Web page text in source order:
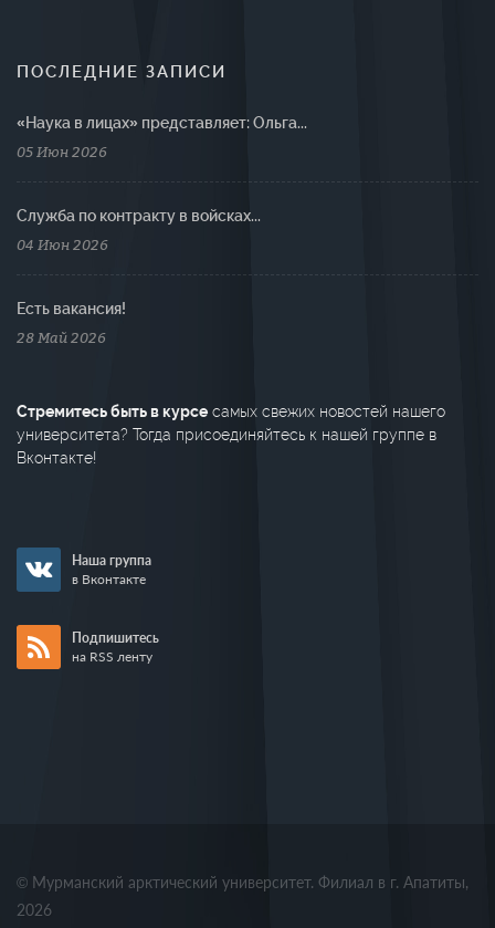
ПОСЛЕДНИЕ ЗАПИСИ
«Наука в лицах» представляет: Ольга...
05 Июн 2026
Cлужба по контракту в войсках...
04 Июн 2026
Есть вакансия!
28 Май 2026
Стремитесь быть в курсе самых свежих новостей нашего
университета? Тогда присоединяйтесь к нашей группе в
Вконтакте!
Наша группа
в Вконтакте
Подпишитесь
на RSS ленту
© Мурманский арктический университет. Филиал в г. Апатиты,
2026